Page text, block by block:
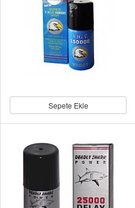
Sepete Ekle